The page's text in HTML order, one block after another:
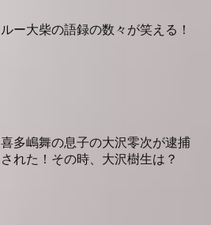
ルー大柴の語録の数々が笑える！
喜多嶋舞の息子の大沢零次が逮捕
された！その時、大沢樹生は？